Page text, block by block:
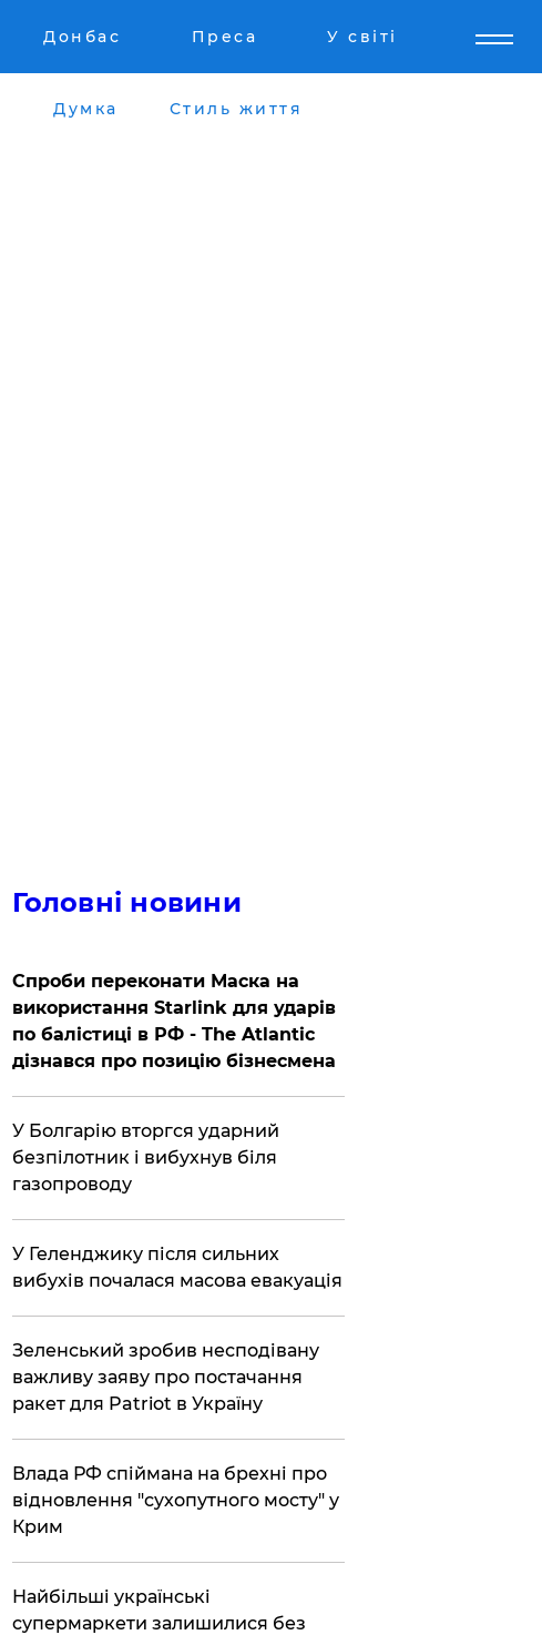
Донбас Преса У світі
Думка Стиль життя
Головні новини
​Спроби переконати Маска на
використання Starlink для ударів
по балістиці в РФ - The Atlantic
дізнався про позицію бізнесмена
У Болгарію вторгся ударний
безпілотник і вибухнув біля
газопроводу
У Геленджику після сильних
вибухів почалася масова евакуація
Зеленський зробив несподівану
важливу заяву про постачання
ракет для Patriot в Україну
Влада РФ спіймана на брехні про
відновлення "сухопутного мосту" у
Крим
Найбільші українські
супермаркети залишилися без